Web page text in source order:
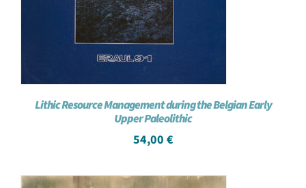
Lithic Resource Management during the Belgian Early
Upper Paleolithic
54,00 €